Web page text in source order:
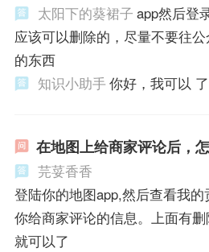
太阳下的葵裙子 app然后登
应该可以删除的，尽量不要往
的东西
知识小助手 你好，我可以
在地图上给商家评论后，
芫荽香香
登陆你的地图app,然后查看我
你给商家评论的信息。上面有
就可以了